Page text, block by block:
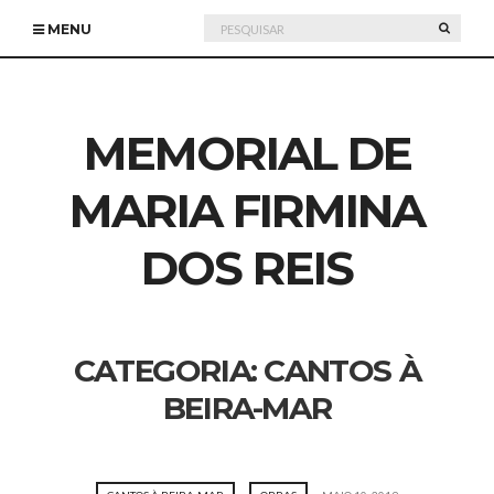
MENU
Pesquisar
por:
MEMORIAL DE
MARIA FIRMINA
DOS REIS
CATEGORIA: CANTOS À
BEIRA-MAR